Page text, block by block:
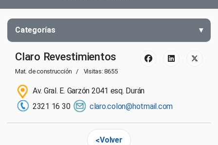
Categorías
Claro Revestimientos
Mat. de construcción Visitas: 8655
Av. Gral. E. Garzón 2041 esq. Durán
2321 16 30
claro.colon@hotmail.com
Volver